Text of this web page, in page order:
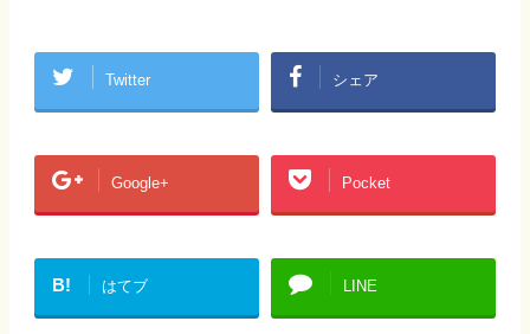
Twitter シェア
Google+ Pocket
B! はてブ LINE